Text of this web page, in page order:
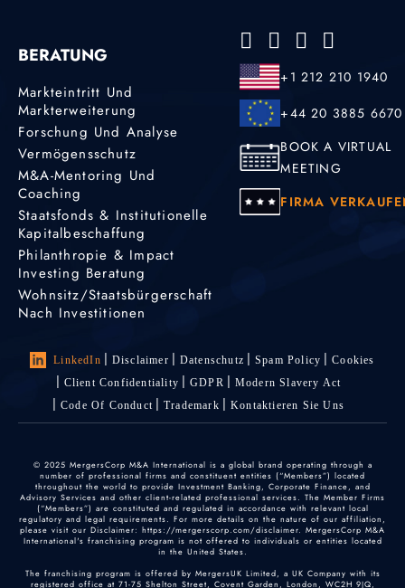
BERATUNG
Markteintritt Und
Markterweiterung
Forschung Und Analyse
Vermögensschutz
M&A-Mentoring Und
Coaching
Staatsfonds & Institutionelle
Kapitalbeschaffung
Philanthropie & Impact
Investing Beratung
Wohnsitz/Staatsbürgerschaft
Nach Investitionen
+1 212 210 1940
+44 20 3885 6670
BOOK A VIRTUAL
MEETING
FIRMA
LinkedIn Disclaimer Datenschutz Spam Policy
Cookies
Client Confidentiality
GDPR
Modern Slavery Act
Code Of Conduct
Trademark Kontaktieren Sie Uns
© 2025 MergersCorp M&A International is a global brand operating through a
number of professional firms and constituent entities (“Members”) located
throughout the world to provide Investment Banking, Corporate Finance, and
Advisory Services and other client-related professional services. The Member Firms
(“Members”) are constituted and regulated in accordance with relevant local
regulatory and legal requirements. For more details on the nature of our affiliation,
please visit our Disclaimer: https://mergerscorp.com/disclaimer. MergersCorp M&A
International's franchising program is not offered to individuals or entities located
in the United States.
The franchising program is offered by MergersUK Limited, a UK Company with its
registered office at 71-75 Shelton Street, Covent Garden, London, WC2H 9JQ,